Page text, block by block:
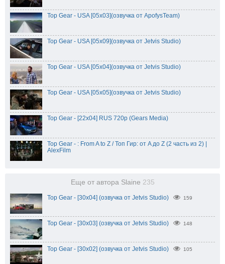
Top Gear - USA [05x03](озвучка от ApofysTeam)
Top Gear - USA [05x09](озвучка от Jetvis Studio)
Top Gear - USA [05x04](озвучка от Jetvis Studio)
Top Gear - USA [05x05](озвучка от Jetvis Studio)
Top Gear - [22x04] RUS 720p (Gears Media)
Top Gear - : From A to Z / Топ Гир: от A до Z (2 часть из 2) |
AlexFilm
Еще от автора Slaine 235
Top Gear - [30x04] (озвучка от Jetvis Studio) 159
Top Gear - [30x03] (озвучка от Jetvis Studio) 148
Top Gear - [30x02] (озвучка от Jetvis Studio) 105